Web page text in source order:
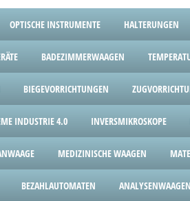
OPTISCHE INSTRUMENTE HALTERUNGEN
BADEZIMMERWAAGEN
BIEGEVORRICHTUNGEN
INDUSTRIE 4.0 INVERSMIKROSKOPE
MEDIZINISCHE WAAGEN
BEZAHLAUTOMATEN ANALYSENWAAGEN